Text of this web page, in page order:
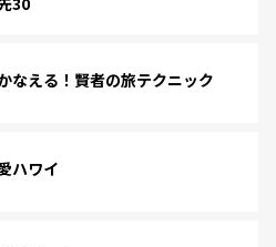
なえる！賢者の旅テクニック
ハワイ